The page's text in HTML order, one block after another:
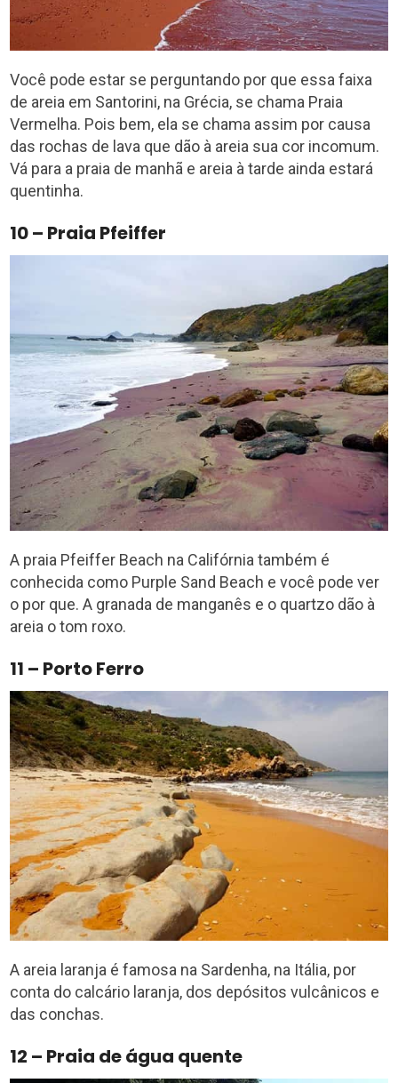
Você pode estar se perguntando por que essa faixa
de areia em Santorini, na Grécia, se chama Praia
Vermelha. Pois bem, ela se chama assim por causa
das rochas de lava que dão à areia sua cor incomum.
Vá para a praia de manhã e areia à tarde ainda estará
quentinha.
10 – Praia Pfeiffer
A praia Pfeiffer Beach na Califórnia também é
conhecida como Purple Sand Beach e você pode ver
o por que. A granada de manganês e o quartzo dão à
areia o tom roxo.
11 – Porto Ferro
A areia laranja é famosa na Sardenha, na Itália, por
conta do calcário laranja, dos depósitos vulcânicos e
das conchas.
12 – Praia de água quente